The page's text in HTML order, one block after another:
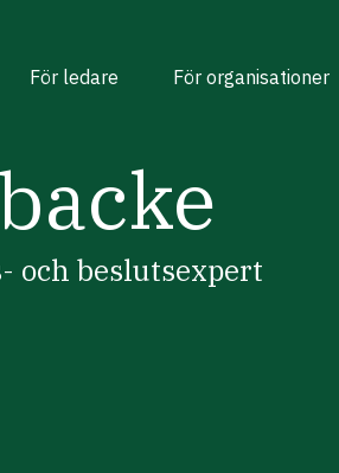
För ledare För organisationer
och beslutsexpert